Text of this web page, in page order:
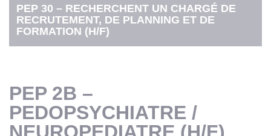
PEP 30 – RECHERCHENT UN CHARGÉ DE
RECRUTEMENT, DE PLANNING ET DE
FORMATION (H/F)
PEP 2B –
PEDOPSYCHIATRE /